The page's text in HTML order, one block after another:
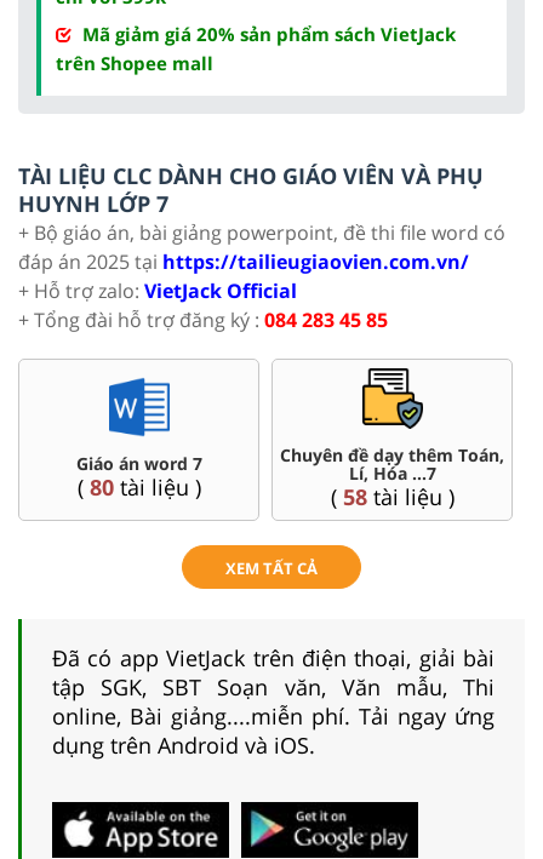
Mã giảm giá 20% sản phẩm sách VietJack
trên Shopee mall
TÀI LIỆU CLC DÀNH CHO GIÁO VIÊN VÀ PHỤ
HUYNH LỚP 7
+ Bộ giáo án, bài giảng powerpoint, đề thi file word có
đáp án 2025 tại https://tailieugiaovien.com.vn/
+ Hỗ trợ zalo: VietJack Official
+ Tổng đài hỗ trợ đăng ký : 084 283 45 85
thêm Toán,
liệu )
Đề thi HSG 7
tài liệu )
Trắc nghiệm
XEM TẤT CẢ
Đã có app VietJack trên điện thoại, giải bài
tập SGK, SBT Soạn văn, Văn mẫu, Thi
online, Bài giảng....miễn phí. Tải ngay ứng
dụng trên Android và iOS.